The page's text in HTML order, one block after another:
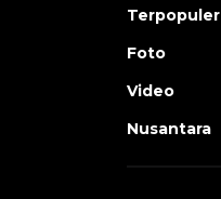
Terpopuler
Foto
Video
Nusantara